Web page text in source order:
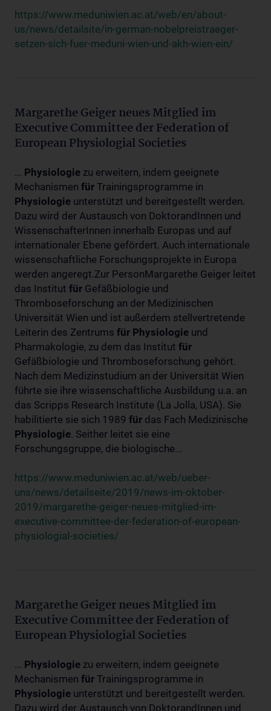
https://www.meduniwien.ac.at/web/en/about-
us/news/detailsite/in-german-nobelpreistraeger-
setzen-sich-fuer-meduni-wien-und-akh-wien-ein/
Margarethe Geiger neues Mitglied im
Executive Committee der Federation of
European Physiologial Societies
... Physiologie zu erweitern, indem geeignete
Mechanismen für Trainingsprogramme in
Physiologie unterstützt und bereitgestellt werden.
Dazu wird der Austausch von DoktorandInnen und
WissenschafterInnen innerhalb Europas und auf
internationaler Ebene gefördert. Auch internationale
wissenschaftliche Forschungsprojekte in Europa
werden angeregt.Zur PersonMargarethe Geiger leitet
das Institut für Gefäßbiologie und
Thromboseforschung an der Medizinischen
Universität Wien und ist außerdem stellvertretende
Leiterin des Zentrums für Physiologie und
Pharmakologie, zu dem das Institut für
Gefäßbiologie und Thromboseforschung gehört.
Nach dem Medizinstudium an der Universität Wien
führte sie ihre wissenschaftliche Ausbildung u.a. an
das Scripps Research Institute (La Jolla, USA). Sie
habilitierte sie sich 1989 für das Fach Medizinische
Physiologie. Seither leitet sie eine
Forschungsgruppe, die biologische...
https://www.meduniwien.ac.at/web/ueber-
uns/news/detailseite/2019/news-im-oktober-
2019/margarethe-geiger-neues-mitglied-im-
executive-committee-der-federation-of-european-
physiologial-societies/
Margarethe Geiger neues Mitglied im
Executive Committee der Federation of
European Physiologial Societies
... Physiologie zu erweitern, indem geeignete
Mechanismen für Trainingsprogramme in
Physiologie unterstützt und bereitgestellt werden.
Dazu wird der Austausch von DoktorandInnen und